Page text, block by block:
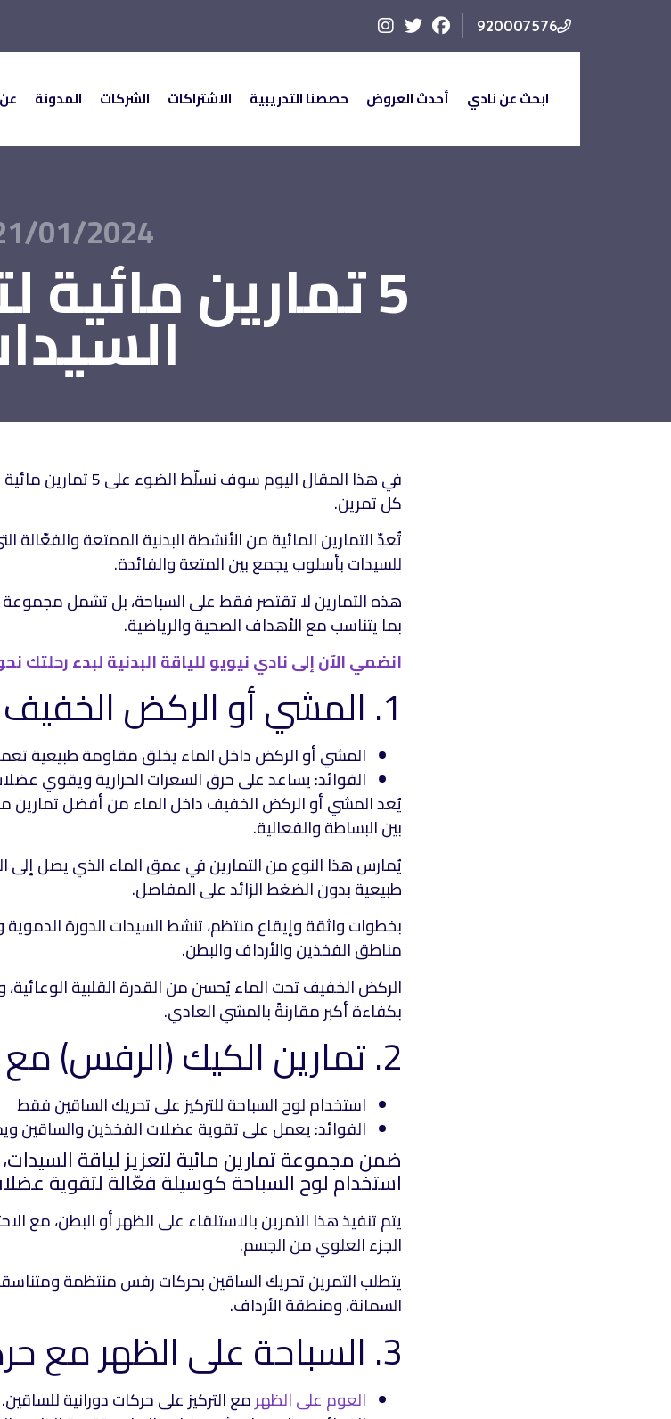
920007576
ابحث عن نادي أحدث العروض حصصنا التدريبية الاشتراكات الشركات المدونة
01/2024
5 تمارين مائية
في هذا المقال اليوم
كل تمرين.
تُعدّ التمارين المائية من الأنشطة البدنية الممتعة والفعّالة
للسيدات بأسلوب يجمع بين المتعة والفائدة.
هذه التمارين لا تقتصر فقط على السباحة، بل تشمل
بما يتناسب مع الأهداف الصحية والرياضية.
انضمي الآن إلى نادي نيويو للياقة البدنية لبدء
1. المشي أو الركض الخفيف داخل الماء
المشي أو الركض داخل الماء يخلق مقاومة طبيعية
الفوائد: يساعد على حرق السعرات الحرارية ويقوي
يُعد المشي أو الركض الخفيف داخل الماء من أفضل تمارين
بين البساطة والفعالية.
يُمارس هذا النوع من التمارين في عمق الماء الذي يصل إلى
طبيعية بدون الضغط الزائد على المفاصل.
بخطوات واثقة وإيقاع منتظم، تنشط السيدات الدورة
مناطق الفخذين والأرداف والبطن.
الركض الخفيف تحت الماء يُحسن من القدرة القلبية
بكفاءة أكبر مقارنةً بالمشي العادي.
2. تمارين الكيك (الرفس) مع لوح السباحة
استخدام لوح السباحة للتركيز على تحريك الساقين فقط
الفوائد: يعمل على تقوية عضلات الفخذين والساقين
ضمن مجموعة تمارين مائية لتعزيز لياقة
استخدام لوح السباحة كوسيلة فعّالة لتقوية
يتم تنفيذ هذا التمرين بالاستلقاء على الظهر أو البطن، مع
الجزء العلوي من الجسم.
يتطلب التمرين تحريك الساقين بحركات رفس منتظمة
السمانة، ومنطقة الأرداف.
3. السباحة على الظهر مع حركات الساق
العوم على الظهرمع التركيز على حركات دورانية للساقين.